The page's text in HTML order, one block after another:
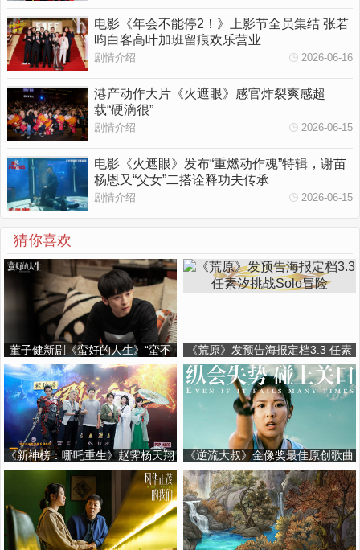
电影《年会不能停2！》上影节全员集结 张若
昀白客高叶加班留痕欢乐营业
剧情介绍 2026-06-16
港产动作大片《火遮眼》感官炸裂爽感超
载“硬滴很”
剧情介绍 2026-06-15
电影《火遮眼》发布“重燃动作魂”特辑，谢苗
杨恩又“父女”二搭诠释功夫传承
剧情介绍 2026-06-15
猜你喜欢
董子健新剧《蛮好的人生》“蛮不
好”角色出圈 用狼狈真相诠释生活
勇气
《荒原》发预告海报定档3.3 任素
汐挑战Solo冒险
《新神榜：哪吒重生》赵霁杨天翔
空降BW 揭晓国潮风手绘海报
《逆流大叔》金像奖最佳原创歌曲
MV上线 6月28日中年大叔纵横人
生